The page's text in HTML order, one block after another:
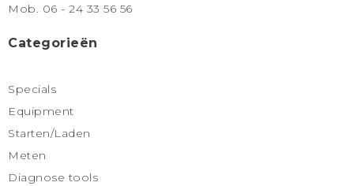
Mob. 06 - 24 33 56 56
Categorieën
Specials
Equipment
Starten/Laden
Meten
Diagnose tools